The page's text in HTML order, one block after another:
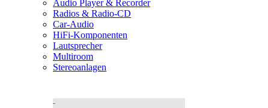
Audio Player & Recorder
Radios & Radio-CD
Car-Audio
HiFi-Komponenten
Lautsprecher
Multiroom
Stereoanlagen